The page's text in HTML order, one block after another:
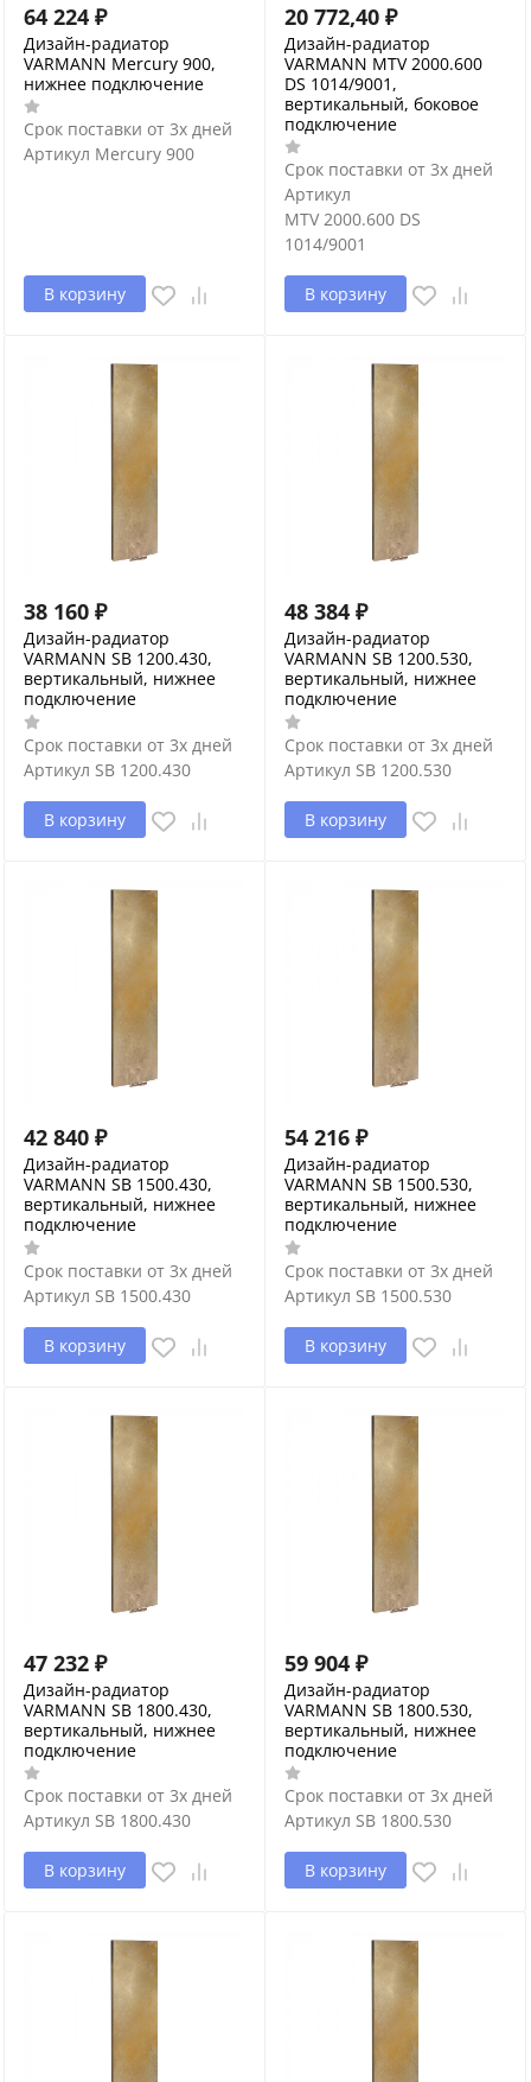
64 224 ₽
Дизайн-радиатор
VARMANN Mercury 900,
нижнее подключение
Срок поставки от 3х дней
Артикул Mercury 900
В корзину
20 772,40 ₽
Дизайн-радиатор
VARMANN MTV 2000.600
DS 1014/9001,
вертикальный, боковое
подключение
Срок поставки от 3х дней
Артикул
MTV 2000.600 DS
1014/9001
В корзину
38 160 ₽
Дизайн-радиатор
VARMANN SB 1200.430,
вертикальный, нижнее
подключение
Срок поставки от 3х дней
Артикул SB 1200.430
В корзину
48 384 ₽
Дизайн-радиатор
VARMANN SB 1200.530,
вертикальный, нижнее
подключение
Срок поставки от 3х дней
Артикул SB 1200.530
В корзину
42 840 ₽
Дизайн-радиатор
VARMANN SB 1500.430,
вертикальный, нижнее
подключение
Срок поставки от 3х дней
Артикул SB 1500.430
В корзину
54 216 ₽
Дизайн-радиатор
VARMANN SB 1500.530,
вертикальный, нижнее
подключение
Срок поставки от 3х дней
Артикул SB 1500.530
В корзину
47 232 ₽
Дизайн-радиатор
VARMANN SB 1800.430,
вертикальный, нижнее
подключение
Срок поставки от 3х дней
Артикул SB 1800.430
В корзину
59 904 ₽
Дизайн-радиатор
VARMANN SB 1800.530,
вертикальный, нижнее
подключение
Срок поставки от 3х дней
Артикул SB 1800.530
В корзину